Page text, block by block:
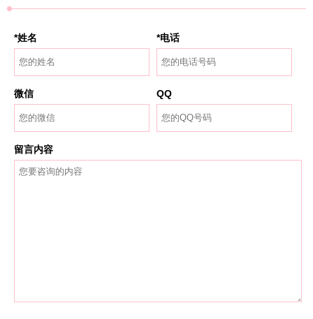
*姓名 *电话
微信 QQ
留言内容